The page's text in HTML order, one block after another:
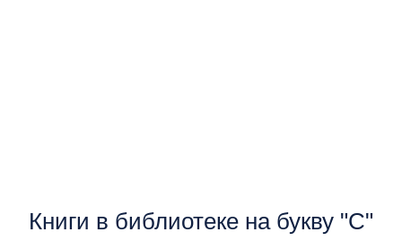
Книги в библиотеке на букву "С"